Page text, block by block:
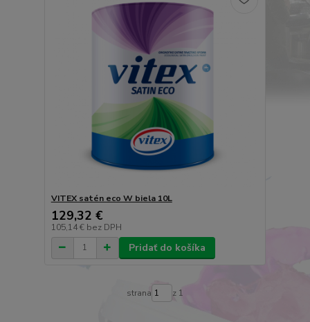
VITEX satén eco W biela 10L
129,32 €
105,14 € bez DPH
Pridať do košíka
strana z 1